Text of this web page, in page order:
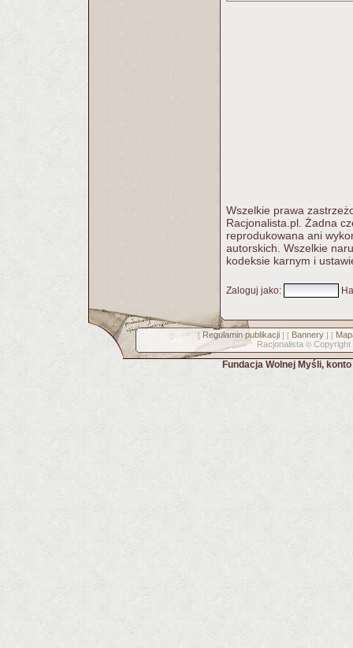
Wszelkie prawa
Racjonalista.pl. Żadna
reprodukowana ani
autorskich. Wszelkie
kodeksie karnym i
Zaloguj jako:
[ Regulamin publikacji] [ Bannery] [
Racjonalista © Copyright
Fundacja Wolnej Myśli,